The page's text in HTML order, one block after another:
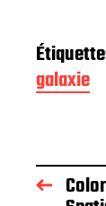
galaxie